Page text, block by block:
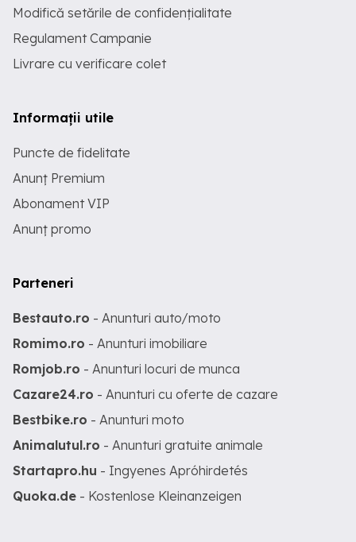
Modifică setările de confidențialitate
Regulament Campanie
Livrare cu verificare colet
Informații utile
Puncte de fidelitate
Anunț Premium
Abonament VIP
Anunț promo
Parteneri
Bestauto.ro - Anunturi auto/moto
Romimo.ro - Anunturi imobiliare
Romjob.ro - Anunturi locuri de munca
Cazare24.ro - Anunturi cu oferte de cazare
Bestbike.ro - Anunturi moto
Animalutul.ro - Anunturi gratuite animale
Startapro.hu - Ingyenes Apróhirdetés
Quoka.de - Kostenlose Kleinanzeigen